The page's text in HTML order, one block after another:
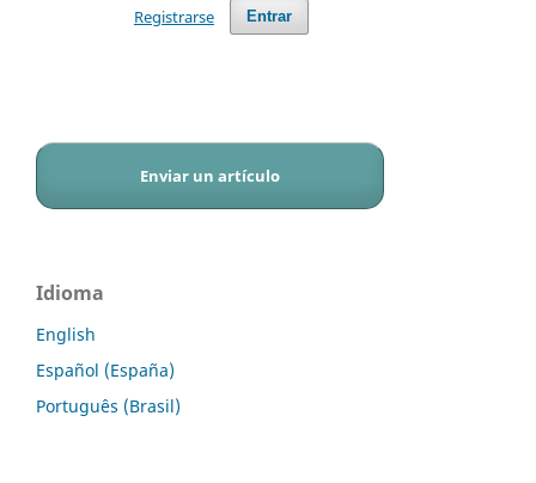
Entrar
Registrarse
Enviar un artículo
Idioma
English
Español (España)
Português (Brasil)